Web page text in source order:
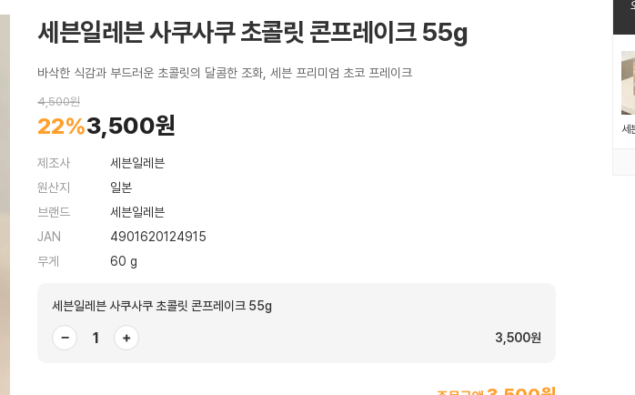
세븐일레븐 사쿠사쿠 초콜릿 콘프레이크 55g
바삭한 식감과 부드러운 초콜릿의 달콤한 조화, 세븐 프리미엄 초코 프레이크
4,500원
22%3,500원
제조사
세븐일레븐
원산지
일본
브랜드
세븐일레븐
JAN
4901620124915
무게
60 g
세븐일레븐 사쿠사쿠 초콜릿 콘프레이크 55g
− + 3,500원